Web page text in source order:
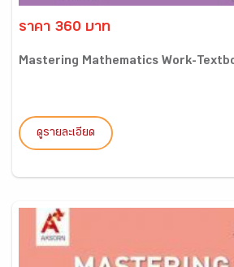
ราคา 360 บาท
Mastering Mathematics Work-
ดูรายละเอียด